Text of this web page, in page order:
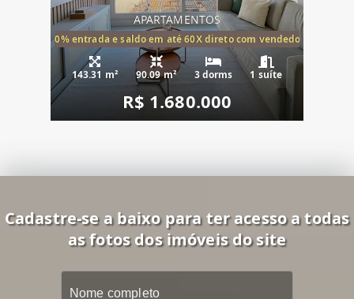
APARTAMENTOS
20% entrada e saldo em até 60X direto com vendedor
143.31 m² 90.09 m² 3 dorms 1 suíte
R$ 1.680.000
Cadastre-se a baixo para ter acesso a todas
as fotos dos imóveis do site